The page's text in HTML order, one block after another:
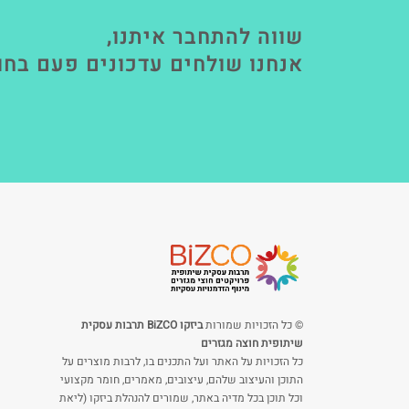
שווה להתחבר איתנו,
אנחנו שולחים עדכונים פעם
© כל הזכויות שמורות
ביזקו BiZCO תרבות עסקית
שיתופית חוצה מגזרים
כל הזכויות על האתר ועל התכנים בו, לרבות מוצרים על
התוכן והעיצוב שלהם, עיצובים, מאמרים, חומר מקצועי
וכל תוכן בכל מדיה באתר, שמורים להנהלת ביזקו (ליאת